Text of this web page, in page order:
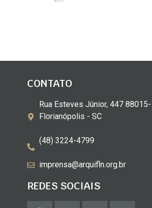
CONTATO
Rua Esteves Júnior, 447
Florianópolis - SC
(48) 3224-4799
imprensa@arquifln.org.br
REDES SOCIAIS